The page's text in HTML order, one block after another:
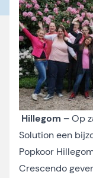
Hillegom –Op
Solution een
Popkoor
Crescendo